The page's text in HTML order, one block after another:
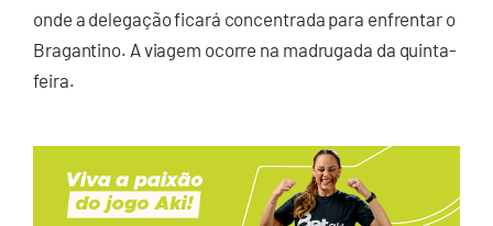
onde a delegação ficará concentrada para enfrentar o
Bragantino. A viagem ocorre na madrugada da quinta-
feira.